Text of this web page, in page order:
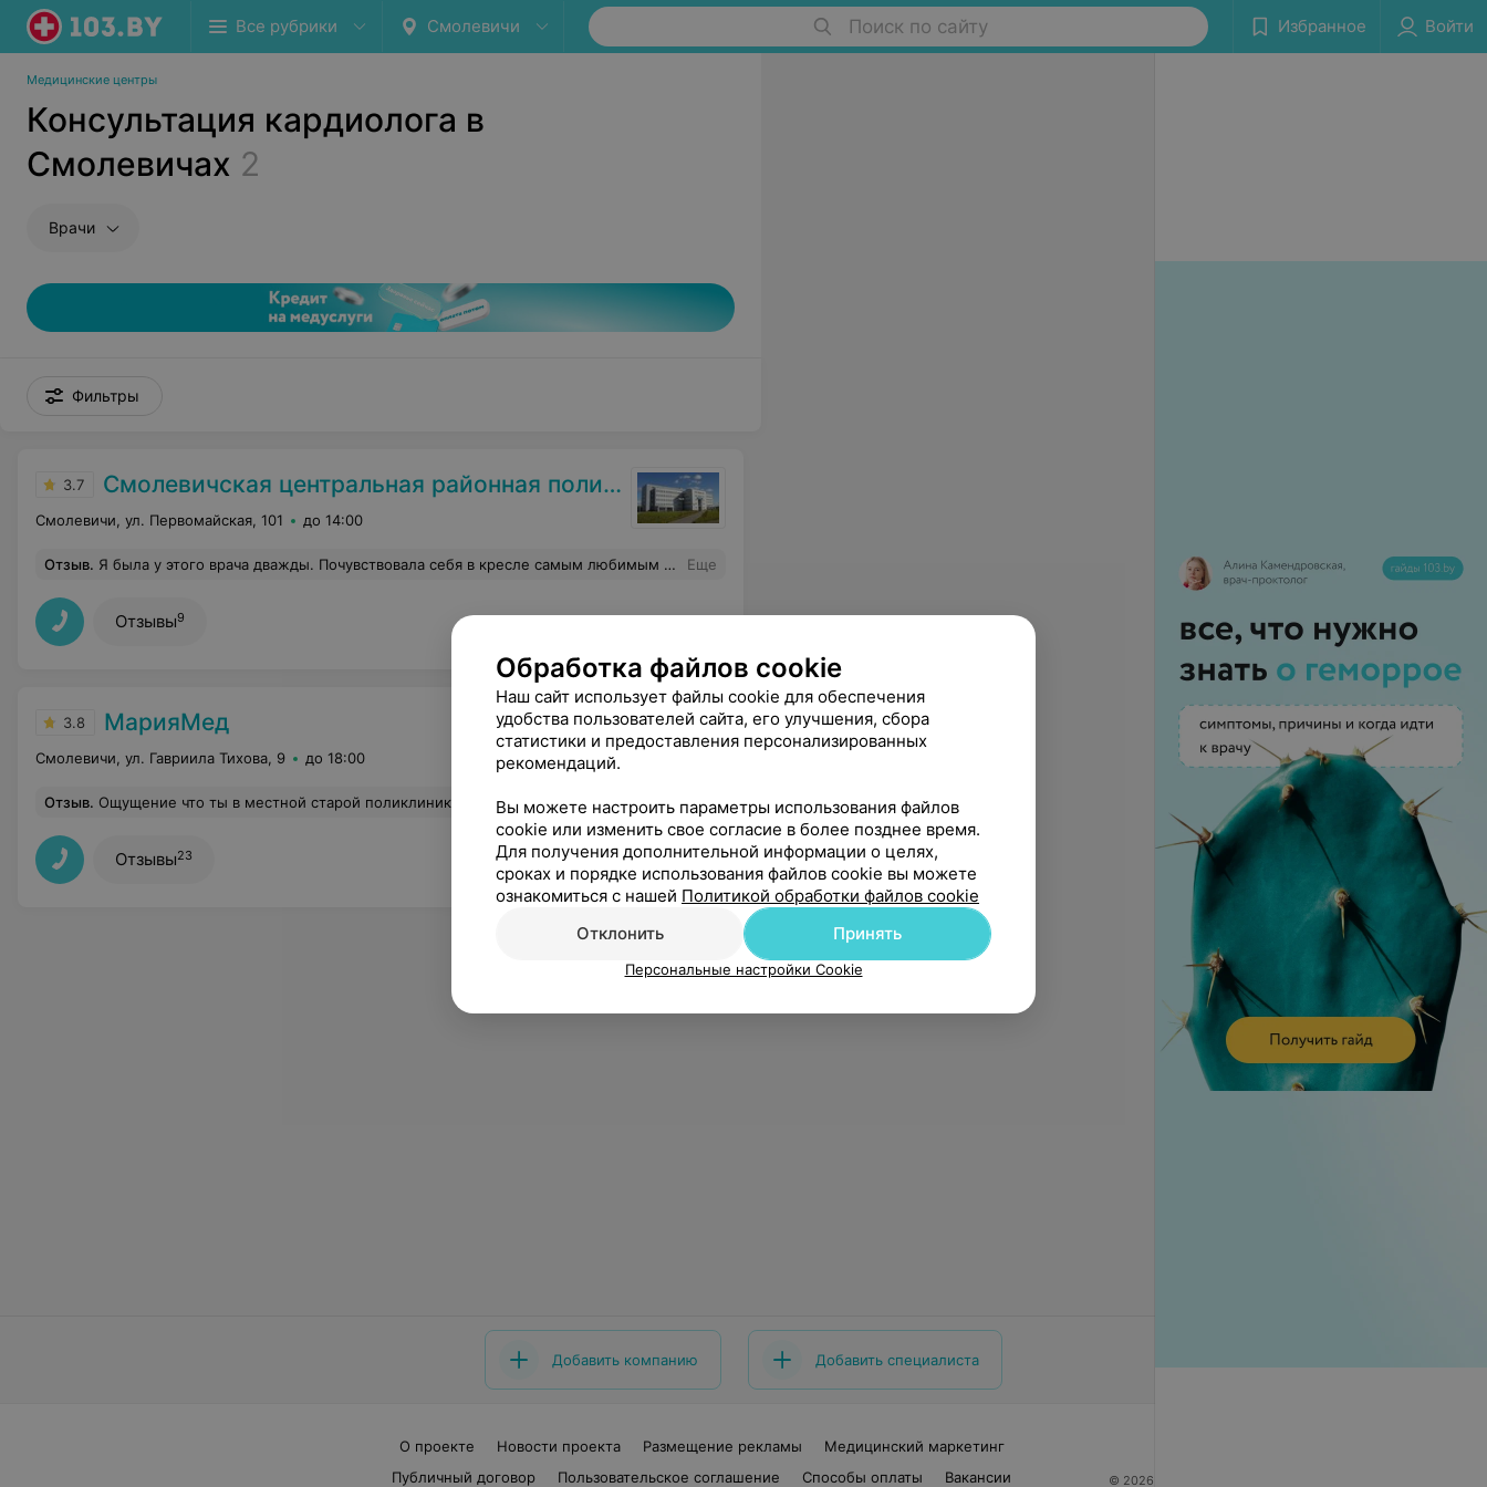
Все рубрики Смолевичи Поиск по сайту Избранное Войти
Медицинские центры
Консультация кардиолога в
Смолевичах 2
Врачи
Фильтры
3.7 Смолевичская центральная районная поликлиника
Смолевичи, ул. Первомайская, 101 до 14:00
Отзыв. Я была у этого врача дважды. Почувствовала себя в кресле самым любимым пациентом!! Если Вам важен комфорт и спокойное, заботливо отношение - к этому врачу. Мне надо было сделать укол, так врач обезболил десну перед уколом: потерла место укола пальцем с обезболивающим средством. Меня это улыбнуло и тронуло до глубины души! Екатерина просто шикарная!!! Спасибо за комфорт!!! Еще
Отзывы9
3.8 МарияМед
Смолевичи, ул. Гавриила Тихова, 9 до 18:00
Отзыв. Ощущение что ты в местной старой поликлинике и там поприятнее. Сотрудники ресепшена создают видимость работы. «Завис компьютер» поэтому подождите еще люди перед вами.Зато если ты опоздаешь на 5 минут , тебя не примут. Лучше Минска как не было , так ничего и не будет. Не тратье время. Еще
Отзывы23
Добавить компанию Добавить специалиста
О проекте Новости проекта Размещение рекламы
Медицинский маркетинг
Публичный договор
Пользовательское соглашение Способы оплаты Вакансии © 2026 ООО «Артокс Лаб», УНП 191700409
Обработка файлов cookie
Наш сайт использует файлы cookie для обеспечения
удобства пользователей сайта, его улучшения, сбора
статистики и предоставления персонализированных
рекомендаций.
Вы можете настроить параметры использования файлов
cookie или изменить свое согласие в более позднее время.
Для получения дополнительной информации о целях,
сроках и порядке использования файлов cookie вы можете
ознакомиться с нашей Политикой обработки файлов cookie
Отклонить
Принять
Персональные настройки Cookie